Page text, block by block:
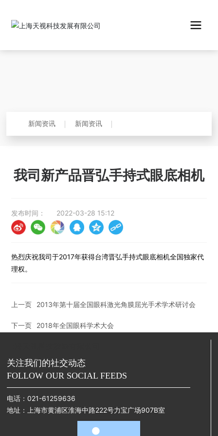
新闻资讯 新闻资讯
我司新产品晋弘手持式眼底相机
发布时间： 2022-03-28 15:12
热烈庆祝我司于2017年获得台湾晋弘手持式眼底相机全国独家代
理权。
上一页 2013年第十届全国眼科激光角膜屈光手术学术研讨会
下一页 2018年全国眼科学术大会
关注我们的社交动态
FOLLOW OUR SOCIAL FEEDS
电话：021-61259636
地址：上海市黄浦区淮海中路222号力宝广场907B室